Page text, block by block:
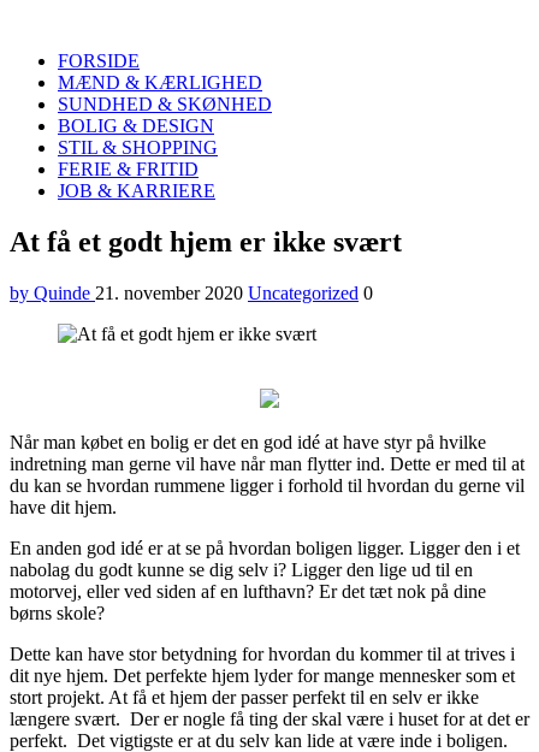
FORSIDE
MÆND & KÆRLIGHED
SUNDHED & SKØNHED
BOLIG & DESIGN
STIL & SHOPPING
FERIE & FRITID
JOB & KARRIERE
Menu
At få et godt hjem er ikke svært
by Quinde 21. november 2020 Uncategorized 0
Når man købet en bolig er det en god idé at have styr på hvilke
indretning man gerne vil have når man flytter ind. Dette er med til at
du kan se hvordan rummene ligger i forhold til hvordan du gerne vil
have dit hjem.
En anden god idé er at se på hvordan boligen ligger. Ligger den i et
nabolag du godt kunne se dig selv i? Ligger den lige ud til en
motorvej, eller ved siden af en lufthavn? Er det tæt nok på dine
børns skole?
Dette kan have stor betydning for hvordan du kommer til at trives i
dit nye hjem. Det perfekte hjem lyder for mange mennesker som et
stort projekt. At få et hjem der passer perfekt til en selv er ikke
længere svært. Der er nogle få ting der skal være i huset for at det er
perfekt. Det vigtigste er at du selv kan lide at være inde i boligen.